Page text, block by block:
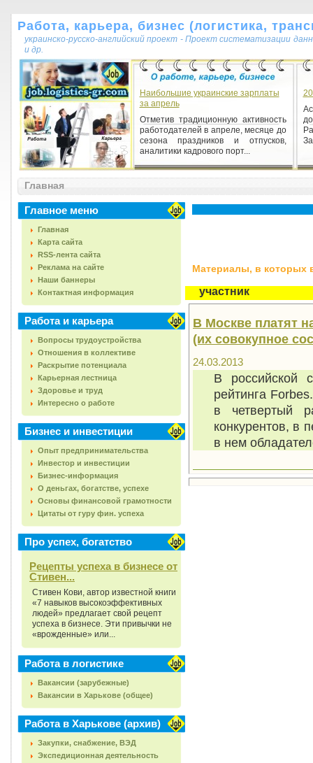
Работа, карьера, бизнес (логистика,
украинско-русско-английский проект - Проект систематизации
и др.
Наибольшие украинские зарплаты
за апрель
Отметив традиционную активность
работодателей в апреле, месяце до
сезона праздников и отпусков,
аналитики кадрового порт...
Главная
Главное меню
Главная
Карта сайта
RSS-лента сайта
Реклама на сайте
Наши баннеры
Контактная информация
Работа и карьера
Вопросы трудоустройства
Отношения в коллективе
Раскрытие потенциала
Карьерная лестница
Здоровье и труд
Интересно о работе
Бизнес и инвестиции
Опыт предпринимательства
Инвестор и инвестиции
Бизнес-информация
О деньгах, богатстве, успехе
Основы финансовой грамотности
Цитаты от гуру фин. успеха
Про успех, богатство
Рецепты успеха в бизнесе от
Стивен...
Стивен Кови, автор известной книги
«7 навыков высокоэффективных
людей» предлагает свой рецепт
успеха в бизнесе. Эти привычки не
«врожденные» или...
Работа в логистике
Вакансии (зарубежные)
Вакансии в Харькове (общее)
Работа в Харькове (архив)
Закупки, снабжение, ВЭД
Экспедиционная деятельность
Материалы, в которых
участник
В Москве платят
(их совокупное
24.03.2013
В российской
рейтинга
в четвертый
конкурентов, в
в нем